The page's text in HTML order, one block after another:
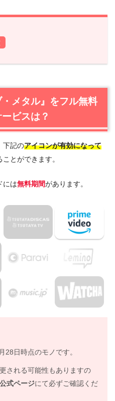
タル』をフル無料視聴できる
できる！
タル』作品情報
メタル』制作スタッフ
国家だったカザフスタンのため
2020年）
・ウォーズ・ストーリー』
タル』の動画はDailymotion
ービスで安全に見よう
タル』動画フル無料視聴まと
メタル』をフル無料
ビスは？
下記のアイコンが有効になって
とができます。
には無料期間があります。
28日時点のモノです。
される可能性もありますの
式ページにて必ずご確認くだ